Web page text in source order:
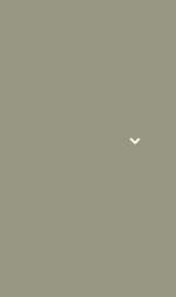
helpen?